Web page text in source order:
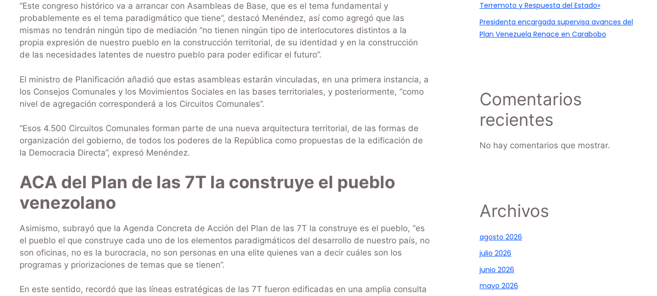
“Este congreso histórico va a arrancar con Asambleas de Base, que es el tema fundamental y
probablemente es el tema paradigmático que tiene”, destacó Menéndez, así como agregó que las
mismas no tendrán ningún tipo de mediación “no tienen ningún tipo de interlocutores distintos a la
propia expresión de nuestro pueblo en la construcción territorial, de su identidad y en la construcción
de las necesidades latentes de nuestro pueblo para poder edificar el futuro”.
El ministro de Planificación añadió que estas asambleas estarán vinculadas, en una primera instancia, a
los Consejos Comunales y los Movimientos Sociales en las bases territoriales, y posteriormente, “como
nivel de agregación corresponderá a los Circuitos Comunales”.
“Esos 4.500 Circuitos Comunales forman parte de una nueva arquitectura territorial, de las formas de
organización del gobierno, de todos los poderes de la República como propuestas de la edificación de
la Democracia Directa”, expresó Menéndez.
ACA del Plan de las 7T la construye el pueblo
venezolano
Asimismo, subrayó que la Agenda Concreta de Acción del Plan de las 7T la construye es el pueblo, “es
el pueblo el que construye cada uno de los elementos paradigmáticos del desarrollo de nuestro país, no
son oficinas, no es la burocracia, no son personas en una elite quienes van a decir cuáles son los
programas y priorizaciones de temas que se tienen”.
En este sentido, recordó que las líneas estratégicas de las 7T fueron edificadas en una amplia consulta
Terremoto y Respuesta del Estado»
Presidenta encargada supervisa avances del
Plan Venezuela Renace en Carabobo
Comentarios
recientes
No hay comentarios que mostrar.
Archivos
agosto 2026
julio 2026
junio 2026
mayo 2026